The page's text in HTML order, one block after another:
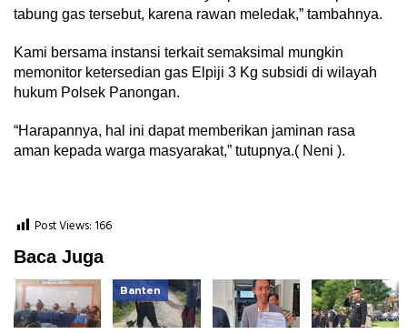
tabung gas tersebut, karena rawan meledak,” tambahnya.
Kami bersama instansi terkait semaksimal mungkin
memonitor ketersedian gas Elpiji 3 Kg subsidi di wilayah
hukum Polsek Panongan.
“Harapannya, hal ini dapat memberikan jaminan rasa
aman kepada warga masyarakat,” tutupnya.( Neni ).
Post Views: 166
Baca Juga
Banten